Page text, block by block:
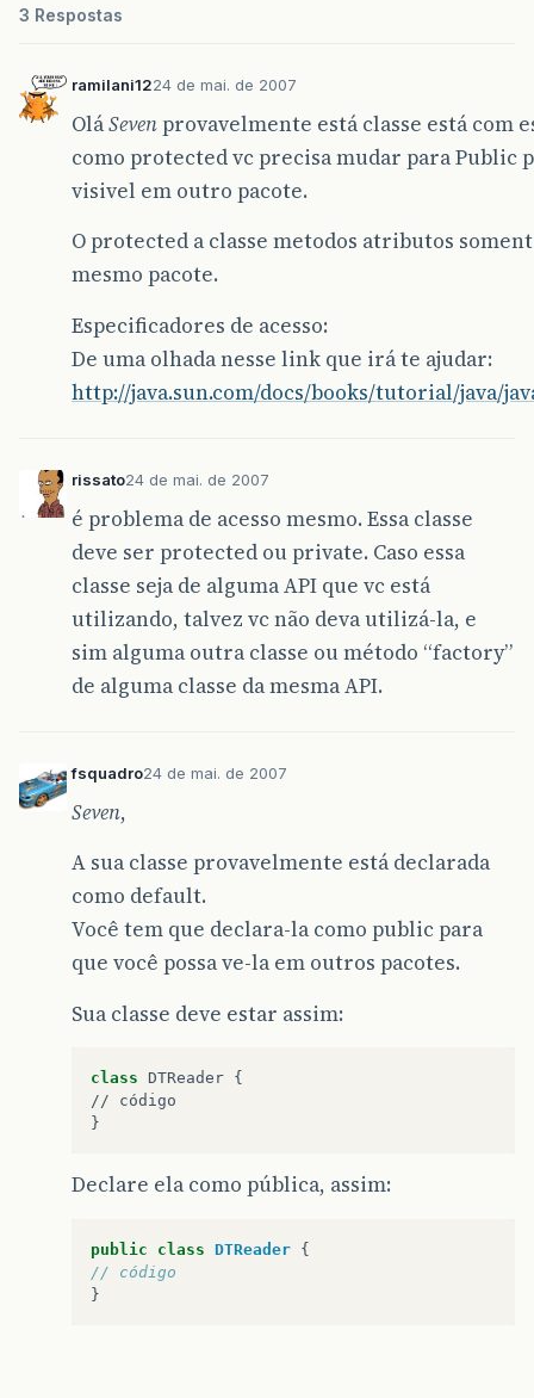
3 Respostas
ramilani1224 de mai. de 2007
OláSeven provavelmente está classe está com
como protected vc precisa mudar para Public
visivel em outro pacote.
O protected a classe metodos atributos
mesmo pacote.
Especificadores de acesso:
De uma olhada nesse link que irá te ajudar:
http://java.sun.com/docs/books/tutorial/java/
rissato24 de mai. de 2007
é problema de acesso mesmo. Essa classe
deve ser protected ou private. Caso essa
classe seja de alguma API que vc está
utilizando, talvez vc não deva utilizá-la, e
sim alguma outra classe ou método “factory”
de alguma classe da mesma API.
fsquadro24 de mai. de 2007
Seven,
A sua classe provavelmente está declarada
como default.
Você tem que declara-la como public para
que você possa ve-la em outros pacotes.
Sua classe deve estar assim:
class DTReader {
// código
Declare ela como pública, assim:
public class DTReader {
// código
}